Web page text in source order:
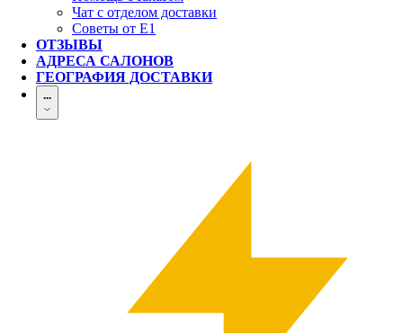
Чат с отделом доставки
Советы от Е1
ОТЗЫВЫ
АДРЕСА САЛОНОВ
ГЕОГРАФИЯ ДОСТАВКИ
...